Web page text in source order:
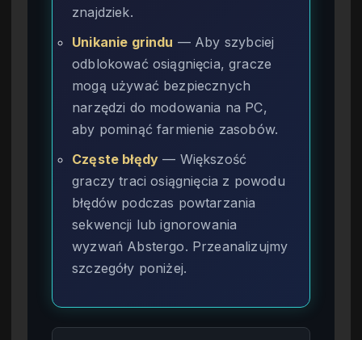
znajdziek.
Unikanie grindu — Aby szybciej
odblokować osiągnięcia, gracze
mogą używać bezpiecznych
narzędzi do modowania na PC,
aby pominąć farmienie zasobów.
Częste błędy — Większość
graczy traci osiągnięcia z powodu
błędów podczas powtarzania
sekwencji lub ignorowania
wyzwań Abstergo. Przeanalizujmy
szczegóły poniżej.